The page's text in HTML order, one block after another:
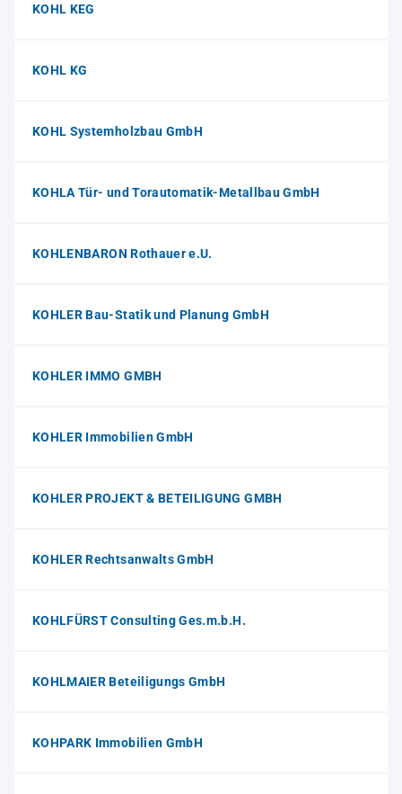
KOHL KEG
KOHL KG
KOHL Systemholzbau GmbH
KOHLA Tür- und Torautomatik-Metallbau GmbH
KOHLENBARON Rothauer e.U.
KOHLER Bau-Statik und Planung GmbH
KOHLER IMMO GMBH
KOHLER Immobilien GmbH
KOHLER PROJEKT & BETEILIGUNG GMBH
KOHLER Rechtsanwalts GmbH
KOHLFÜRST Consulting Ges.m.b.H.
KOHLMAIER Beteiligungs GmbH
KOHPARK Immobilien GmbH